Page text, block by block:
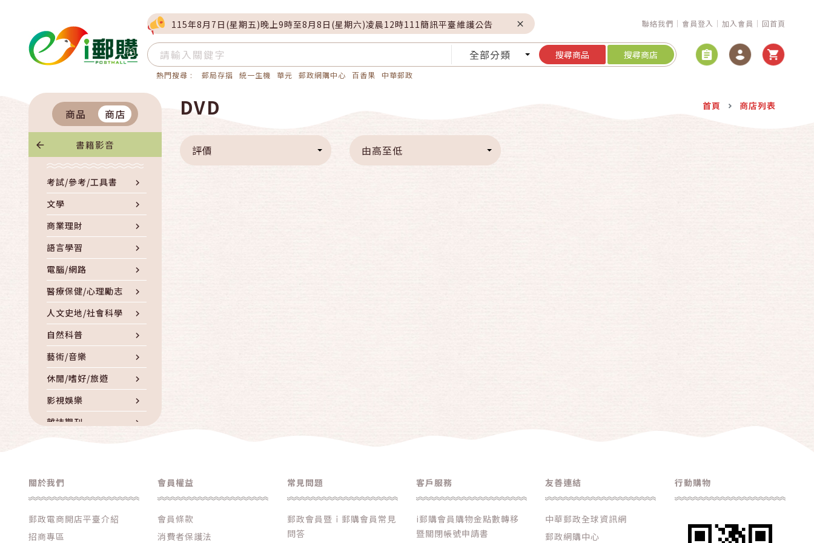
115年8月7日(星期五)晚上9時至8月8日(星期六)凌晨12時111簡訊平臺維護公告 聯絡我們 會員登入 加入會員 回首頁
全部分類 搜尋商品 搜尋商店
熱門搜尋 : 郵局存摺 統一生機 華元 郵政網購中心 百香果 中華郵政
商品 商店
書籍影音
考試/參考/工具書
文學
商業理財
語言學習
電腦/網路
醫療保健/心理勵志
人文史地/社會科學
自然科普
藝術/音樂
休閒/嗜好/旅遊
影視娛樂
雜誌期刊
童書/青少年/親子
人物傳記
其他書籍/雜誌/影音
DVD 首頁 商店列表
評價 由高至低
關於我們
郵政電商開店平臺介紹
招商專區
會員權益
會員條款
消費者保護法
常見問題
郵政會員暨ｉ郵購會員常見
問答
客戶服務
i郵購會員購物金點數轉移
暨關閉帳號申請書
友善連結
中華郵政全球資訊網
郵政網購中心
行動購物